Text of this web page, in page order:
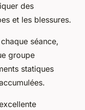
des
et les blessures.
séance,
groupe
statiques